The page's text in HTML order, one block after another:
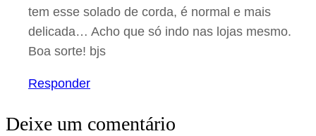
tem esse solado de corda, é normal e mais
delicada… Acho que só indo nas lojas mesmo.
Boa sorte! bjs
Responder
Deixe um comentário